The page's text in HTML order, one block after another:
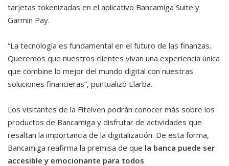
tarjetas tokenizadas en el aplicativo Bancamiga Suite y
Garmin Pay.
“La tecnología es fundamental en el futuro de las finanzas.
Queremos que nuestros clientes vivan una experiencia única
que combine lo mejor del mundo digital con nuestras
soluciones financieras”, puntualizó Elarba.
Los visitantes de la Fitelven podrán conocer más sobre los
productos de Bancamiga y disfrutar de actividades que
resaltan la importancia de la digitalización. De esta forma,
Bancamiga reafirma la premisa de que la banca puede ser
accesible y emocionante para todos.